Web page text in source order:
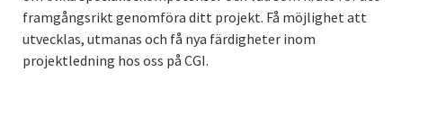
framgångsrikt genomföra ditt projekt. Få möjlighet att
utvecklas, utmanas och få nya färdigheter inom
projektledning hos oss på CGI.